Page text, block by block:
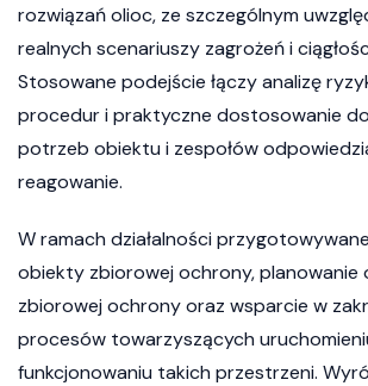
rozwiązań olioc, ze szczególnym
realnych scenariuszy zagrożeń i
Stosowane podejście łączy analizę
procedur i praktyczne dostosowanie
potrzeb obiektu i zespołów
reagowanie.
W ramach działalności
obiekty zbiorowej ochrony, planowanie
zbiorowej ochrony oraz wsparcie w
procesów towarzyszących
funkcjonowaniu takich przestrzeni.